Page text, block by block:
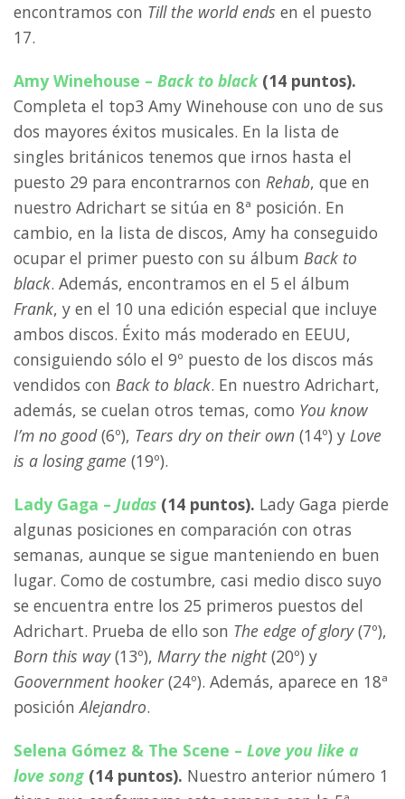
encontramos con Till the world ends en el puesto
17.
Amy Winehouse – Back to black (14 puntos).
Completa el top3 Amy Winehouse con uno de sus
dos mayores éxitos musicales. En la lista de
singles británicos tenemos que irnos hasta el
puesto 29 para encontrarnos con Rehab, que en
nuestro Adrichart se sitúa en 8ª posición. En
cambio, en la lista de discos, Amy ha conseguido
ocupar el primer puesto con su álbum Back to
black. Además, encontramos en el 5 el álbum
Frank, y en el 10 una edición especial que incluye
ambos discos. Éxito más moderado en EEUU,
consiguiendo sólo el 9º puesto de los discos más
vendidos con Back to black. En nuestro Adrichart,
además, se cuelan otros temas, como You know
I’m no good(6º), Tears dry on their own (14º) y Love
is a losing game (19º).
Lady Gaga – Judas (14 puntos). Lady Gaga pierde
algunas posiciones en comparación con otras
semanas, aunque se sigue manteniendo en buen
lugar. Como de costumbre, casi medio disco suyo
se encuentra entre los 25 primeros puestos del
Adrichart. Prueba de ello son The edge of glory(7º),
Born this way(13º), Marry the night(20º) y
Goovernment hooker(24º). Además, aparece en 18ª
posiciónAlejandro.
Selena Gómez & The Scene – Love you like a
love song (14 puntos). Nuestro anterior número 1